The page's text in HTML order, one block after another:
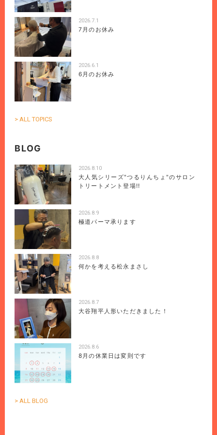
2026.7.1
7月のお休み
2026.6.1
6月のお休み
> ALL TOPICS
BLOG
2026.8.10
大人気シリーズ"つるりんちょ"のサロン
トリートメント登場!!
2026.8.9
極道パーマ承ります
2026.8.8
何かを考える松永まさし
2026.8.7
大谷翔平人形いただきました！
2026.8.6
8月の休業日は変則です
> ALL BLOG